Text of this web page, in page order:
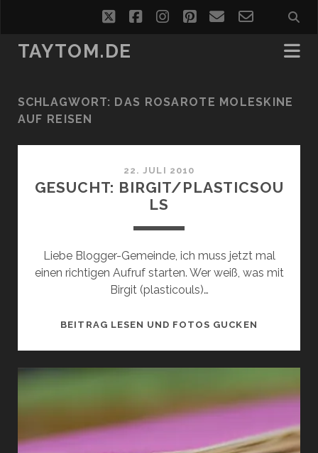
twitterfacebookinstagram
pinterest
emailemail-
form
TAYTOM.DE
SCHLAGWORT: DAS ROSAROTE MOLESKINE
AUF REISEN
22. JULI 2010
GESUCHT: BIRGIT/PLASTICSOU
LS
Liebe Blogger-Gemeinde, ich muss jetzt mal
einen richtigen Aufruf starten. Wer weiß, was mit
Birgit (plasticouls)…
BEITRAG LESEN UND FOTOS GUCKEN